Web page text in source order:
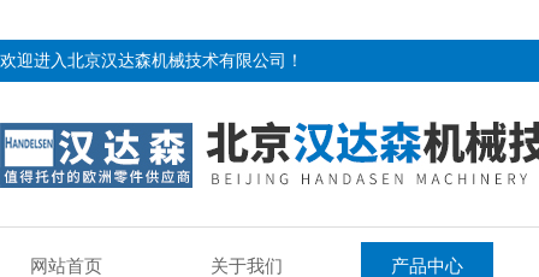
欢迎进入北京汉达森机械技术有限公司！
网站首页 关于我们 产品中心